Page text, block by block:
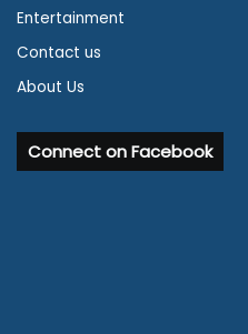
Entertainment
Contact us
About Us
Connect on Facebook